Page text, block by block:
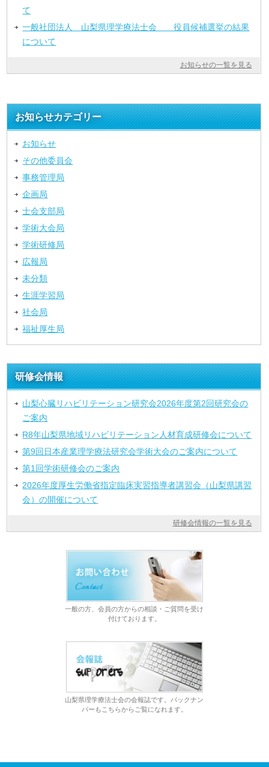
て
一般社団法人 山梨県理学療法士会 役員候補選挙の結果
について
お知らせの一覧を見る
お知らせカテゴリー
お知らせ
その他委員会
事務管理局
企画局
士会支部局
学術大会局
学術研修局
広報局
未分類
生涯学習局
社会局
福祉厚生局
研修会情報
山梨心臓リハビリテーション研究会2026年度第2回研究会の
ご案内
R8年山梨県地域リハビリテーション人材育成研修会について
第9回日本産業理学療法研究会学術大会のご案内について
第1回学術研修会のご案内
2026年度厚生労働省指定臨床実習指導者講習会（山梨県講習
会）の開催について
研修会情報の一覧を見る
一般の方、会員の方からの相談・ご質問を受け
付けております。
山梨県理学療法士会の会報誌です。バックナン
バーもこちらからご覧になれます。